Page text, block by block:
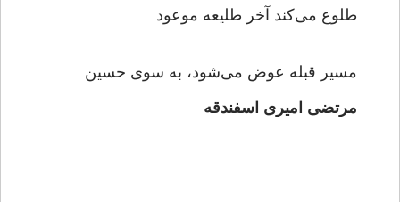
طلوع می‌کند آخر طلیعه موعود
مسیر قبله عوض می‌شود، به سوی حسین
مرتضی امیری اسفندقه